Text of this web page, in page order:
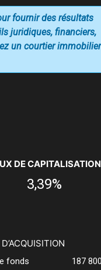
fournir des résultats
juridiques, financiers,
un courtier immobilier
DE CAPITALISATION
3,39%
fonds
187